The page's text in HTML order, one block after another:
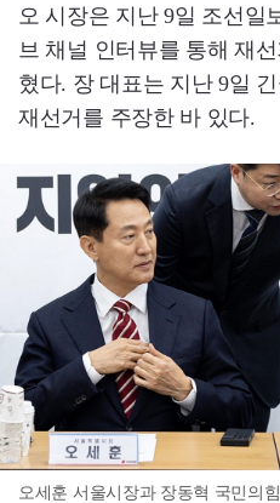
오 시장은 지난 9일 조선일
브 채널 인터뷰를 통해 재
혔다. 장 대표는 지난 9일
재선거를 주장한 바 있다.
오세훈 서울시장과 장동혁 국민의